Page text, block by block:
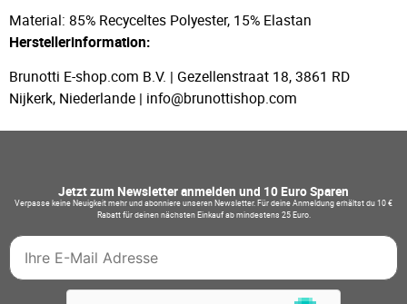
Material: 85% Recyceltes Polyester, 15% Elastan
Herstellerinformation:
Brunotti E-shop.com B.V. | Gezellenstraat 18, 3861 RD
Nijkerk, Niederlande | info@brunottishop.com
Jetzt zum Newsletter anmelden und 10 Euro Sparen
Verpasse keine Neuigkeit mehr und abonniere unseren Newsletter. Für deine Anmeldung erhältst du 10 €
Rabatt für deinen nächsten Einkauf ab mindestens 25 Euro.